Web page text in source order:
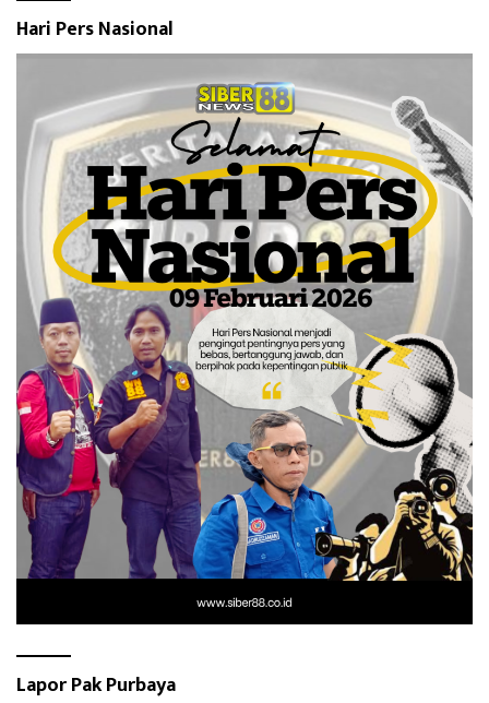
Hari Pers Nasional
Lapor Pak Purbaya